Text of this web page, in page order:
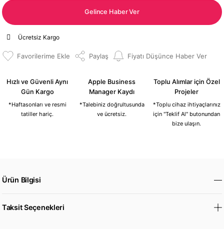
Gelince Haber Ver
Ücretsiz Kargo
Paylaş Fiyatı Düşünce Haber Ver
Hızlı ve Güvenli Aynı
Gün Kargo
*Haftasonları ve resmi
tatiller hariç.
Apple Business
Manager Kaydı
*Talebiniz doğrultusunda
ve ücretsiz.
Toplu Alımlar için Özel
Projeler
*Toplu cihaz ihtiyaçlarınız
için "Teklif Al" butonundan
bize ulaşın.
Ürün Bilgisi
Taksit Seçenekleri